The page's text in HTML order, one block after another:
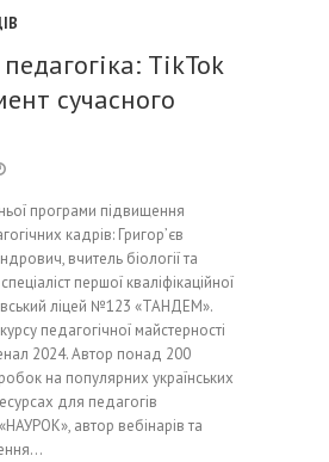
TikTok
сучасного
програми підвищення
кадрів: Григор’єв
вчитель біології та
першої кваліфікаційної
ліцей №123 «ТАНДЕМ».
педагогічної майстерності
2024. Автор понад 200
на популярних українських
для педагогів
автор вебінарів та